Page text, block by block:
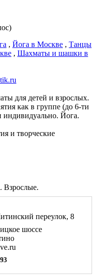
, Йога в Москве , Танцы
, Шахматы и шашки в
для детей и взрослых.
как в группе (до 6-ти
индивидуально. Йога.
и творческие
Взрослые.
переулок, 8
шоссе